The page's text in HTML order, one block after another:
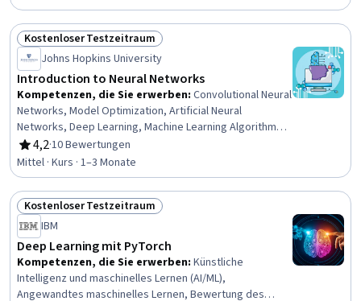
Wahrscheinlichkeitsrechnung und Statistik, Überwachtes
Lernen
Status: Kostenloser Testzeitraum
Kostenloser Testzeitraum
Johns Hopkins University
Introduction to Neural Networks
Kompetenzen, die Sie erwerben: Convolutional Neural
Networks, Model Optimization, Artificial Neural
Networks, Deep Learning, Machine Learning Algorithms,
Machine Learning Methods, Model Training, Image
Analysis, Machine Learning, Computer Vision, Model
Evaluation, Algorithms
4,2
Bewertung, 4,2 von 5 Sternen
·10 Bewertungen
Mittel · Kurs · 1–3 Monate
Status: Kostenloser Testzeitraum
Kostenloser Testzeitraum
IBM
Deep Learning mit PyTorch
Kompetenzen, die Sie erwerben: Künstliche
Intelligenz und maschinelles Lernen (AI/ML),
Angewandtes maschinelles Lernen, Bewertung des